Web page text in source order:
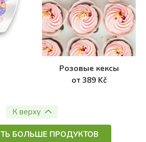
Розовые кексы
от 389 Kč
К верху
БОЛЬШЕ ПРОДУКТОВ